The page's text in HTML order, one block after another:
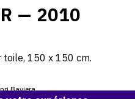
— 2010
toile, 150 x 150 cm.
Baviera